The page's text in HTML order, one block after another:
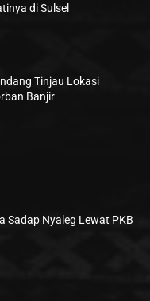
di Sulsel
Tinjau Lokasi
Banjir
Sadap Nyaleg Lewat PKB